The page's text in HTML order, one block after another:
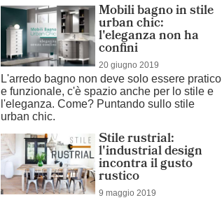
Mobili bagno in stile
urban chic:
l'eleganza non ha
confini
20 giugno 2019
L'arredo bagno non deve solo essere pratico
e funzionale, c'è spazio anche per lo stile e
l'eleganza. Come? Puntando sullo stile
urban chic.
Stile rustrial:
l'industrial design
incontra il gusto
rustico
9 maggio 2019